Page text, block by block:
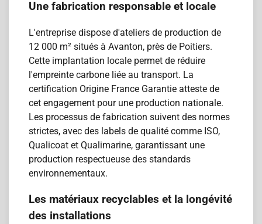
Une fabrication responsable et locale
L'entreprise dispose d'ateliers de production de
12 000 m² situés à Avanton, près de Poitiers.
Cette implantation locale permet de réduire
l'empreinte carbone liée au transport. La
certification Origine France Garantie atteste de
cet engagement pour une production nationale.
Les processus de fabrication suivent des normes
strictes, avec des labels de qualité comme ISO,
Qualicoat et Qualimarine, garantissant une
production respectueuse des standards
environnementaux.
Les matériaux recyclables et la longévité
des installations